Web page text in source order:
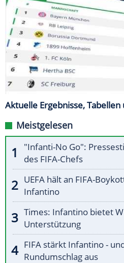
Aktuelle Ergebnisse,
Meistgelesen
"Infanti-No Go":
des FIFA-Chefs
UEFA hält an FIFA-
Infantino
Times: Infantino bietet
Unterstützung
FIFA stärkt Infantino -
Rundumschlag aus